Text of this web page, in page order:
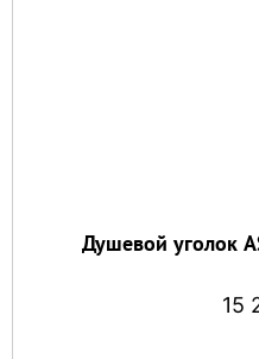
Душевой уголок
15